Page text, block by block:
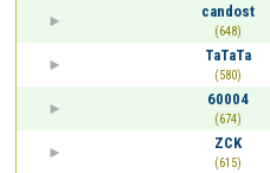
candost
(648)
TaTaTa
(580)
60004
(674)
ZCK
(615)